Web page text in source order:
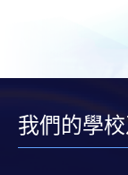
我們的學